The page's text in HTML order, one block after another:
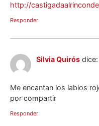
http://
Responder
Silvia Quirós dice:
Me encantan los labios
por compartir
Responder